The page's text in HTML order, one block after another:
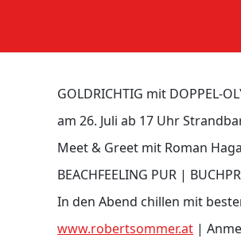
GOLDRICHTIG mit DOPPEL-
am 26. Juli ab 17 Uhr
Meet & Greet mit Roman
BEACHFEELING PUR |
In den Abend chillen mit
www.robertsommer.at |